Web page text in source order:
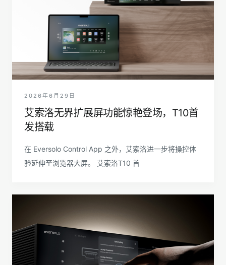
2026年6月29日
艾索洛无界扩展屏功能惊艳登场，T10首
发搭载
在 Eversolo Control App 之外，艾索洛进一步将操控体
验延伸至浏览器大屏。 艾索洛T10 首